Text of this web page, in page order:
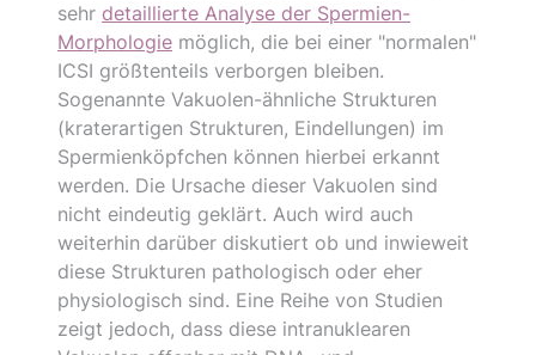
sehr detaillierte Analyse der Spermien-
Morphologie möglich, die bei einer "normalen"
ICSI größtenteils verborgen bleiben.
Sogenannte Vakuolen-ähnliche Strukturen
(kraterartigen Strukturen, Eindellungen) im
Spermienköpfchen können hierbei erkannt
werden. Die Ursache dieser Vakuolen sind
nicht eindeutig geklärt. Auch wird auch
weiterhin darüber diskutiert ob und inwieweit
diese Strukturen pathologisch oder eher
physiologisch sind. Eine Reihe von Studien
zeigt jedoch, dass diese intranuklearen